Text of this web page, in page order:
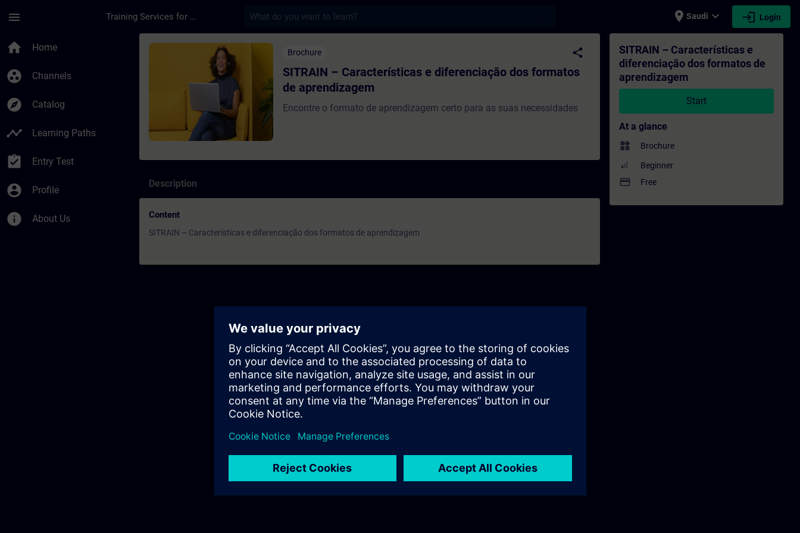
menu Training Services for Digital Industries place Saudi expand_more login Login
home Home
group_work Channels
explore Catalog
timeline Learning Paths
assignment_turned_in Entry Test
account_circle Profile
info About Us
Course - SITRAIN – Características e diferenciação dos formatos de aprendizagem - Training - Training
Brochure share
SITRAIN – Características e diferenciação dos formatos
de aprendizagem
Encontre o formato de aprendizagem certo para as suas necessidades
Description
Content
SITRAIN – Características e diferenciação dos formatos de aprendizagem
SITRAIN – Características e
diferenciação dos formatos de
aprendizagem
Start
At a glance
widgets Brochure
Beginner
payment Free